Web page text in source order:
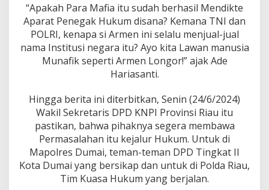
“Apakah Para Mafia itu sudah berhasil Mendikte
Aparat Penegak Hukum disana? Kemana TNI dan
POLRI, kenapa si Armen ini selalu menjual-jual
nama Institusi negara itu? Ayo kita Lawan manusia
Munafik seperti Armen Longor!” ajak Ade
Hariasanti.
Hingga berita ini diterbitkan, Senin (24/6/2024)
Wakil Sekretaris DPD KNPI Provinsi Riau itu
pastikan, bahwa pihaknya segera membawa
Permasalahan itu kejalur Hukum. Untuk di
Mapolres Dumai, teman-teman DPD Tingkat II
Kota Dumai yang bersikap dan untuk di Polda Riau,
Tim Kuasa Hukum yang berjalan.